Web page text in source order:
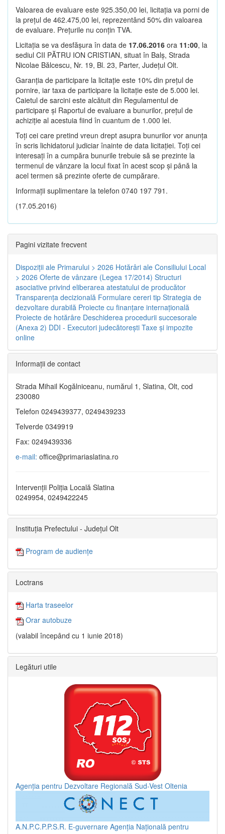
Valoarea de evaluare este 925.350,00 lei, licitația va porni de
la prețul de 462.475,00 lei, reprezentând 50% din valoarea
de evaluare. Prețurile nu conțin TVA.
Licitația se va desfășura în data de 17.06.2016 ora 11:00, la
sediul CII PĂTRU ION CRISTIAN, situat în Balș, Strada
Nicolae Bălcescu, Nr. 19, Bl. 23, Parter, Județul Olt.
Garanția de participare la licitație este 10% din prețul de
pornire, iar taxa de participare la licitație este de 5.000 lei.
Caietul de sarcini este alcătuit din Regulamentul de
participare și Raportul de evaluare a bunurilor, prețul de
achiziție al acestuia fiind în cuantum de 1.000 lei.
Toți cei care pretind vreun drept asupra bunurilor vor anunța
în scris lichidatorul judiciar înainte de data licitației. Toți cei
interesați în a cumpăra bunurile trebuie să se prezinte la
termenul de vânzare la locul fixat în acest scop și până la
acel termen să prezinte oferte de cumpărare.
Informații suplimentare la telefon 0740 197 791.
(17.05.2016)
Pagini vizitate frecvent
Dispoziţii ale Primarului > 2026 Hotărâri ale Consiliului Local
> 2026 Oferte de vânzare (Legea 17/2014) Structuri
asociative privind eliberarea atestatului de producător
Transparenţa decizională Formulare cereri tip Strategia de
dezvoltare durabilă Proiecte cu finanţare internaţională
Proiecte de hotărâre Deschiderea procedurii succesorale
(Anexa 2) DDI - Executori judecătorești Taxe şi impozite
online
Informaţii de contact
Strada Mihail Kogălniceanu, numărul 1, Slatina, Olt, cod
230080
Telefon 0249439377, 0249439233
Telverde 0349919
Fax: 0249439336
e-mail: office@primariaslatina.ro
Intervenții Poliția Locală Slatina
0249954, 0249422245
Instituția Prefectului - Județul Olt
Program de audiențe
Loctrans
Harta traseelor
Orar autobuze
(valabil începând cu 1 iunie 2018)
Legături utile
Agenția pentru Dezvoltare Regională Sud-Vest Oltenia
A.N.P.C.P.P.S.R. E-guvernare Agenția Națională pentru